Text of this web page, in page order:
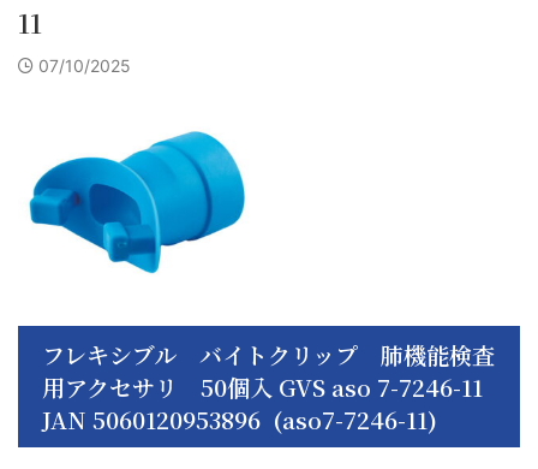
11
07/10/2025
フレキシブル バイトクリップ 肺機能検査
用アクセサリ 50個入 GVS aso 7-7246-11
JAN 5060120953896 (aso7-7246-11)